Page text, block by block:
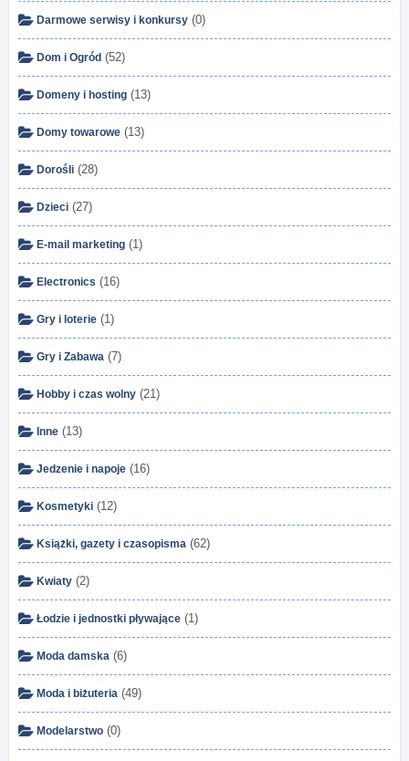
Darmowe serwisy i konkursy (0)
Dom i Ogród (52)
Domeny i hosting (13)
Domy towarowe (13)
Dorośli (28)
Dzieci (27)
E-mail marketing (1)
Electronics (16)
Gry i loterie (1)
Gry i Zabawa (7)
Hobby i czas wolny (21)
Inne (13)
Jedzenie i napoje (16)
Kosmetyki (12)
Książki, gazety i czasopisma (62)
Kwiaty (2)
Łodzie i jednostki pływające (1)
Moda damska (6)
Moda i biżuteria (49)
Modelarstwo (0)